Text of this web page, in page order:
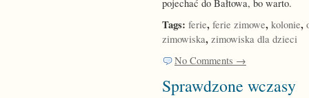
pojechać do Bałtowa, bo warto.
Tags: ferie, ferie zimowe, kolonie,
zimowiska, zimowiska dla dzieci
No Comments →
Sprawdzone wczasy